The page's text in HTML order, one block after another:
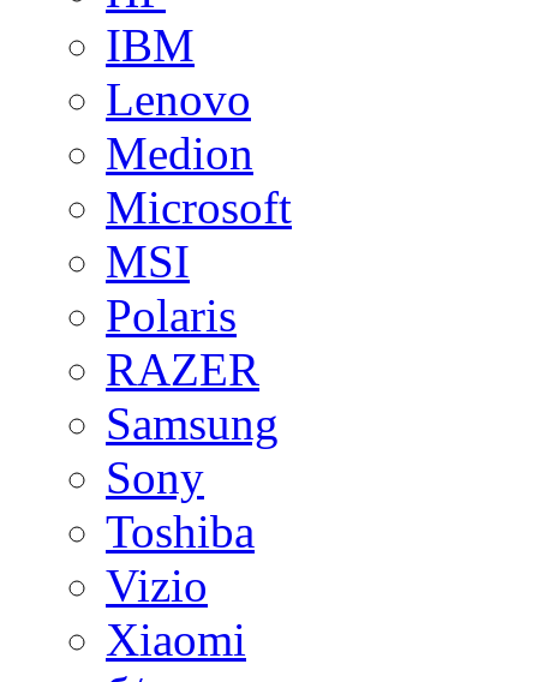
IBM
Lenovo
Medion
Microsoft
MSI
Polaris
RAZER
Samsung
Sony
Toshiba
Vizio
Xiaomi